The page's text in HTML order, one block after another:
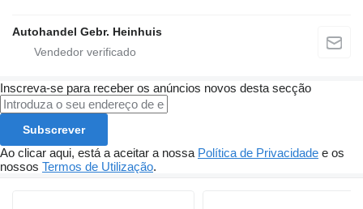
Autohandel Gebr. Heinhuis
Inscreva-se para receber os anúncios novos desta secção
Subscrever
Ao clicar aqui, está a aceitar a nossa Política de Privacidade e os
nossos Termos de Utilização.